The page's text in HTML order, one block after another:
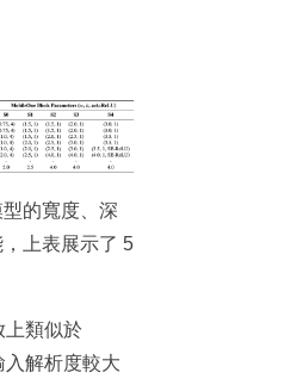
的寬度、深
上表展示了 5
上類似於
解析度較大